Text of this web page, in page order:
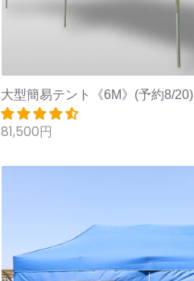
大型簡易テント《6M》(予約8/20)
81,500円